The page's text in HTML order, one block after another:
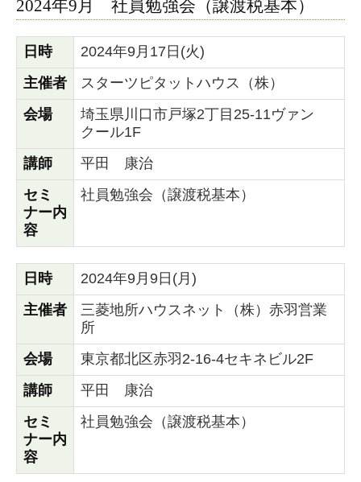
2024年9月 社員勉強会（譲渡税基本）
日時
2024年9月17日(火)
主催者
スターツピタットハウス（株）
会場
埼玉県川口市戸塚2丁目25-11ヴァン
クール1F
講師
平田 康治
セミ
ナー内
容
社員勉強会（譲渡税基本）
日時
2024年9月9日(月)
主催者
三菱地所ハウスネット（株）赤羽営業
所
会場
東京都北区赤羽2-16-4セキネビル2F
講師
平田 康治
セミ
ナー内
容
社員勉強会（譲渡税基本）